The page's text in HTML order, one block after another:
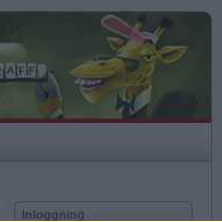
Inloggning